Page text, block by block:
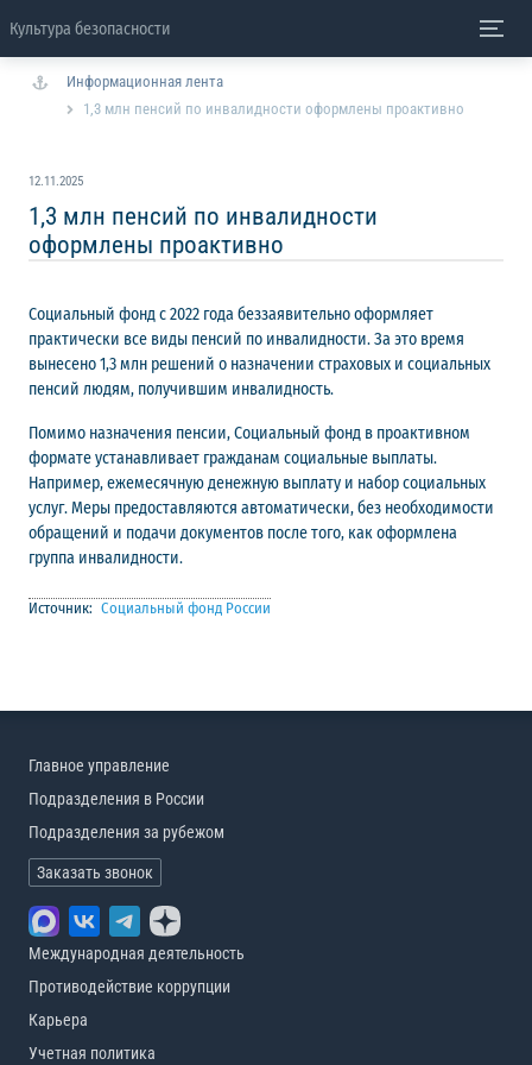
Культура безопасности
Информационная лента
1,3 млн пенсий по инвалидности оформлены проактивно
12.11.2025
1,3 млн пенсий по инвалидности
оформлены проактивно
Социальный фонд с 2022 года беззаявительно оформляет
практически все виды пенсий по инвалидности. За это время
вынесено 1,3 млн решений о назначении страховых и социальных
пенсий людям, получившим инвалидность.
Помимо назначения пенсии, Социальный фонд в проактивном
формате устанавливает гражданам социальные выплаты.
Например, ежемесячную денежную выплату и набор социальных
услуг. Меры предоставляются автоматически, без необходимости
обращений и подачи документов после того, как оформлена
группа инвалидности.
Источник: Социальный фонд России
Главное управление
Подразделения в России
Подразделения за рубежом
Заказать звонок
Международная деятельность
Противодействие коррупции
Карьера
Учетная политика